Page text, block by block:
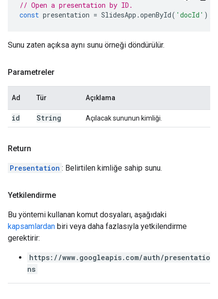
// Open a presentation by ID.
const presentation = SlidesApp .openById( 'docId' );
Sunu zaten açıksa aynı sunu örneği döndürülür.
Parametreler
Ad Tür Açıklama
id String Açılacak sununun kimliği.
Return
Presentation : Belirtilen kimliğe sahip sunu.
Yetkilendirme
Bu yöntemi kullanan komut dosyaları, aşağıdaki
kapsamlardan biri veya daha fazlasıyla yetkilendirme
gerektirir:
https://www.googleapis.com/auth/presentatio
ns